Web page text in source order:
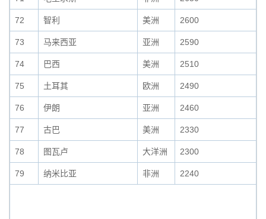
72 智利 美洲 2600
73 马来西亚 亚洲 2590
74 巴西 美洲 2510
75 土耳其 欧洲 2490
76 伊朗 亚洲 2460
77 古巴 美洲 2330
78 图瓦卢 大洋洲 2300
79 纳米比亚 非洲 2240